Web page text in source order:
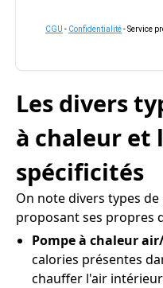
CGU - Confidentialité- Service
Les divers
à chaleur et
spécificités
On note divers types
proposant ses propres
Pompe à chaleur
calories présentes
chauffer l'air intérieur